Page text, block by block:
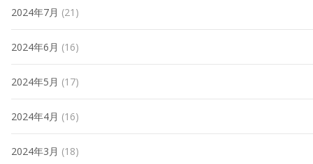
2024年7月 (21)
2024年6月 (16)
2024年5月 (17)
2024年4月 (16)
2024年3月 (18)